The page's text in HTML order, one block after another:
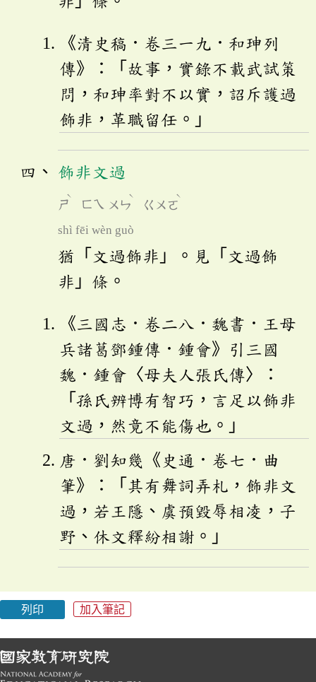
《清史稿．卷三一九．和珅列
傳》：「故事，實錄不載武試策
問，和珅率對不以實，詔斥護過
飾非，革職留任。」
飾非文過
ㄕ
ˋ
ㄈㄟ ㄨㄣ
ˋ
ㄍㄨㄛ
ˋ
shì fēi wèn guò
猶「文過飾非」。見「文過飾
非」條。
《三國志．卷二八．魏書．王母
兵諸葛鄧鍾傳．鍾會》引三國
魏．鍾會〈母夫人張氏傳〉：
「孫氏辨博有智巧，言足以飾非
文過，然竟不能傷也。」
唐．劉知幾《史通．卷七．曲
筆》：「其有舞詞弄札，飾非文
過，若王隱、虞預毀辱相凌，子
野、休文釋紛相謝。」
列印 加入筆記